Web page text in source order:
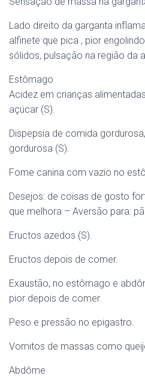
Lado direito da garganta
alfinete que pica , pior
sólidos, pulsação na região da
Estômago
Acidez em crianças
açúcar (S).
Dispepsia de comida
gordurosa (S).
Fome canina com vazio no
Desejos: de coisas de gosto
que melhora – Aversão para:
Eructos azedos (S).
Eructos depois de comer.
Exaustão, no estômago e
pior depois de comer.
Peso e pressão no epigastro.
Vomitos de massas como
Abdôme